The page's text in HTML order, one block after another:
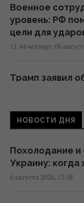
Военное
уровень: РФ
цели для
11:44 четверг, 06
Трамп заявил
России
10:47 четверг, 06
НОВОСТИ ДНЯ
Похолодание
Украину:
6 августа 2026, 12:58